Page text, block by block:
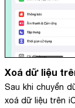
Xoá dữ liệu
Sau khi chuyển
xoá dữ liệu trên